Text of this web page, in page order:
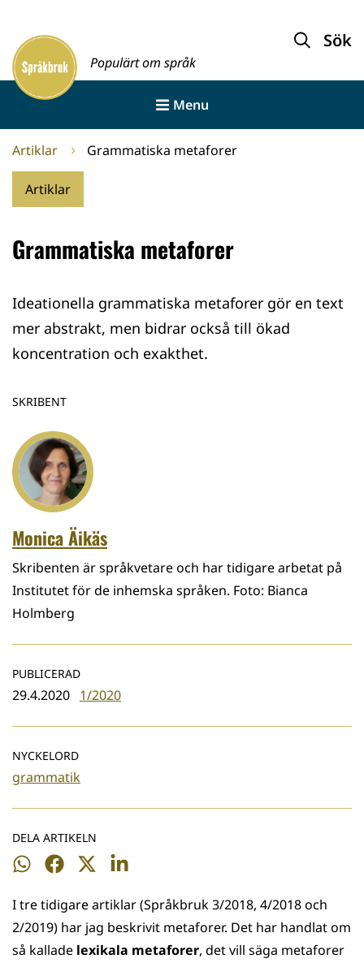
innehållet
Framsida
Populärt om språk
Sök
Menu
Artiklar Grammatiska metaforer
Artiklar
Grammatiska metaforer
Ideationella grammatiska metaforer gör en text
mer abstrakt, men bidrar också till ökad
koncentration och exakthet.
SKRIBENT
Monica Äikäs
Skribenten är språkvetare och har tidigare arbetat på
Institutet för de inhemska språken. Foto: Bianca
Holmberg
PUBLICERAD
29.4.2020 1/2020
NYCKELORD
grammatik
DELA ARTIKELN
Dela
WhatsApp
Dela
Facebook
Dela
Twitter
Dela
LinkedIn
I tre tidigare artiklar (Språkbruk 3/2018, 4/2018 och
2/2019) har jag beskrivit metaforer. Det har handlat om
så kallade lexikala metaforer, det vill säga metaforer